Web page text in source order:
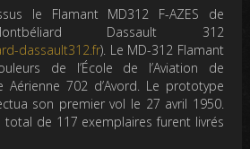
le Flamant MD312 F-AZES de
Dassault 312
dassault312.fr). Le MD-312 Flamant
de l’École de l’Aviation de
702 d’Avord. Le prototype
son premier vol le 27 avril 1950.
total de 117 exemplaires furent livrés